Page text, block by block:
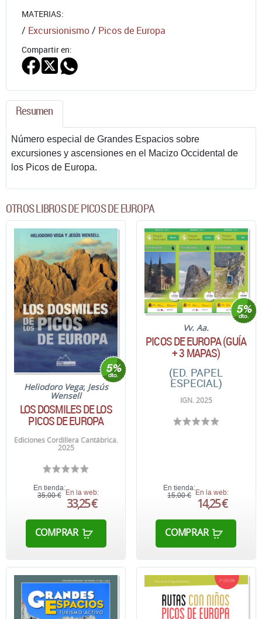
MATERIAS:
/ Excursionismo/ Picos de Europa
Compartir en:
Resumen
Número especial de Grandes Espacios sobre
excursiones y ascensiones en el Macizo Occidental de
los Picos de Europa.
OTROS LIBROS DE PICOS DE EUROPA
Heliodoro Vega; Jesús
Wensell
LOS DOSMILES DE LOS
PICOS DE EUROPA
Ediciones Cordillera Cantábrica.
2025
En tienda:
35,00 € En la web:
33,25 €
COMPRAR
Vv. Aa.
PICOS DE EUROPA (GUÍA
+ 3 MAPAS)
(ED. PAPEL
ESPECIAL)
IGN. 2025
En tienda:
15,00 €
En la web:
14,25 €
COMPRAR